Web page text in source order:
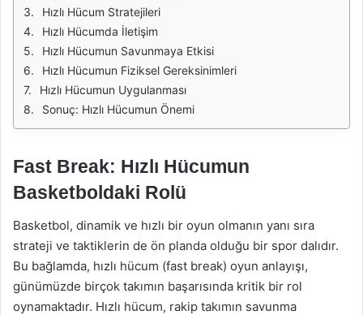
Hızlı Hücum Stratejileri
Hızlı Hücumda İletişim
Hızlı Hücumun Savunmaya Etkisi
Hızlı Hücumun Fiziksel Gereksinimleri
Hızlı Hücumun Uygulanması
Sonuç: Hızlı Hücumun Önemi
Fast Break: Hızlı Hücumun
Basketboldaki Rolü
Basketbol, dinamik ve hızlı bir oyun olmanın yanı sıra
strateji ve taktiklerin de ön planda olduğu bir spor dalıdır.
Bu bağlamda, hızlı hücum (fast break) oyun anlayışı,
günümüzde birçok takımın başarısında kritik bir rol
oynamaktadır. Hızlı hücum, rakip takımın savunma